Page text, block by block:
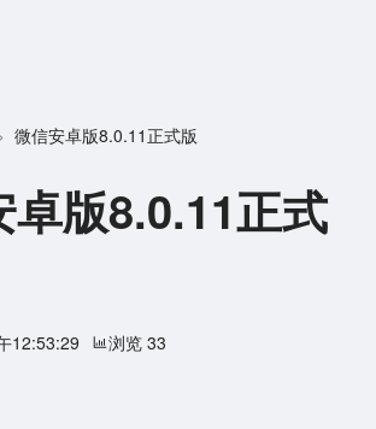
微信安卓版8.0.11正式版
卓版8.0.11正式
12:53:29 浏览 33